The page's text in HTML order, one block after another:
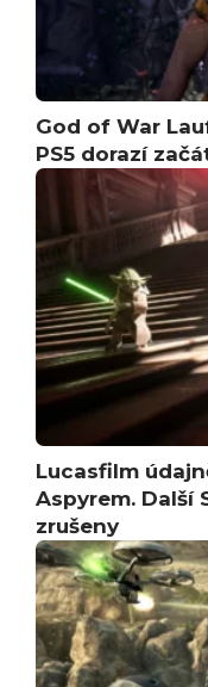
God of War
PS5 dorazí
Lucasfilm
Aspyrem. Další
zrušeny